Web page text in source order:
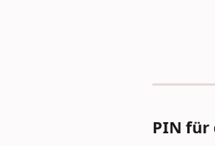
PIN für